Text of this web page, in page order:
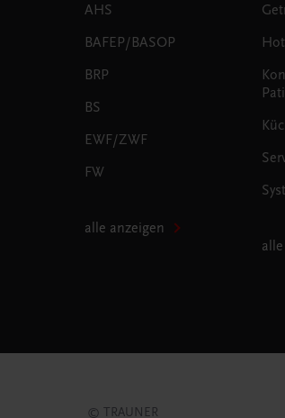
AHS
BAFEP/BASOP
BRP
BS
EWF/ZWF
FW
alle anzeigen
© TRAUNER